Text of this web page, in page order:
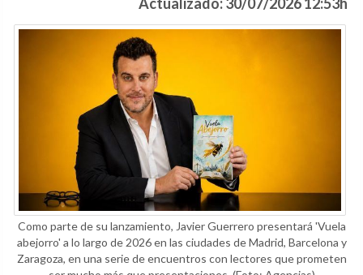
Como parte de su lanzamiento, Javier Guerrero presentará 'Vuela
abejorro' a lo largo de 2026 en las ciudades de Madrid, Barcelona y
Zaragoza, en una serie de encuentros con lectores que prometen